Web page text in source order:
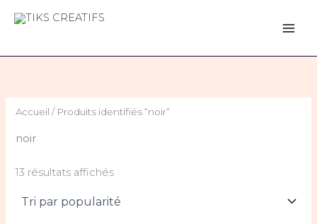
Accueil / Produits identifiés “noir”
noir
13 résultats affichés